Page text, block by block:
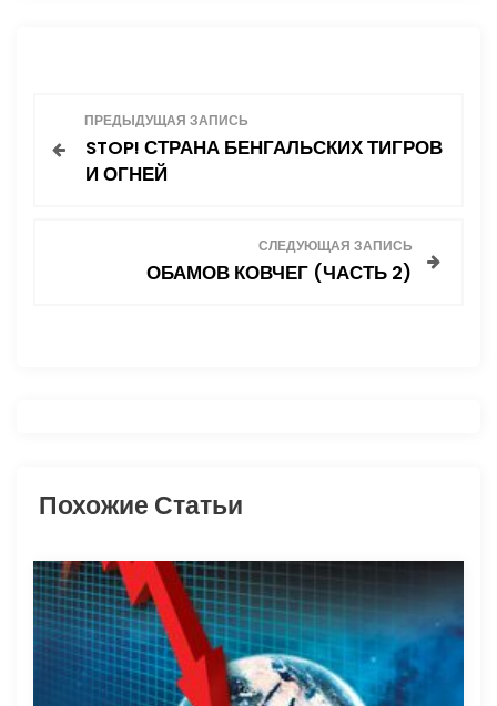
я
п
о
ПРЕДЫДУЩАЯ ЗАПИСЬ
STOP! СТРАНА БЕНГАЛЬСКИХ ТИГРОВ
И ОГНЕЙ
СЛЕДУЮЩАЯ ЗАПИСЬ
ОБАМОВ КОВЧЕГ (ЧАСТЬ 2)
Похожие Статьи